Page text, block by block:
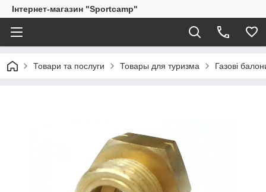
Інтернет-магазин "Sportcamp"
Товари та послуги Товары для туризма Газові